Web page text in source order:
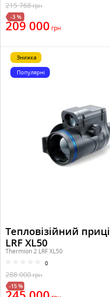
215 768грн
-3 %
209 000 грн
Знижка
Популярні
Тепловізійний
LRF XL50
Thermion 2 LRF XL50
0
288 000грн
-15 %